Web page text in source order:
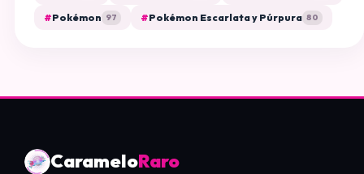
#Pokémon 97 #Pokémon Escarlata y Púrpura 80
CarameloRaro